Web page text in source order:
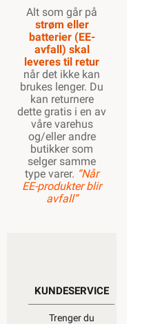
Alt som går på
strøm eller
batterier (EE-
avfall) skal
leveres til retur
når det ikke kan
brukes lenger. Du
kan returnere
dette gratis i en av
våre varehus
og/eller andre
butikker som
selger samme
type varer. “Når
EE-produkter blir
avfall”
KUNDESERVICE
Trenger du